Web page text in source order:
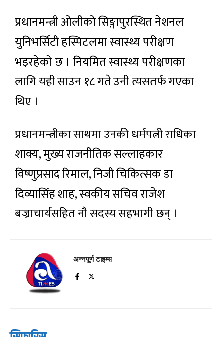
प्रधानमन्त्री ओलीको सिङ्गापुरस्थित नेशनल
युनिभर्सिटी हस्पिटलमा स्वास्थ्य परीक्षण
भइरहेको छ । नियमित स्वास्थ्य परीक्षणका
लागि यही साउन १८ गते उनी त्यसतर्फ गएका
थिए ।
प्रधानमन्त्रीका साथमा उनकी धर्मपत्नी राधिका
शाक्य, मुख्य राजनीतिक सल्लाहकार
विष्णुप्रसाद रिमाल, निजी चिकित्सक डा
दिव्यासिंह शाह, स्वकीय सचिव राजेश
बज्राचार्यसहित नौ सदस्य सहभागी छन् ।
अन्नपूर्ण टाइम्स